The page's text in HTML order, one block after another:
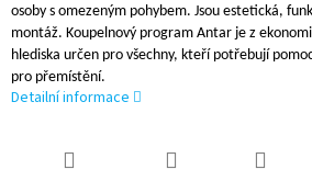
osoby s omezeným pohybem. Jsou estetická,
montáž. Koupelnový program Antar je z
hlediska určen pro všechny, kteří potřebují
pro přemístění.
Detailní informace